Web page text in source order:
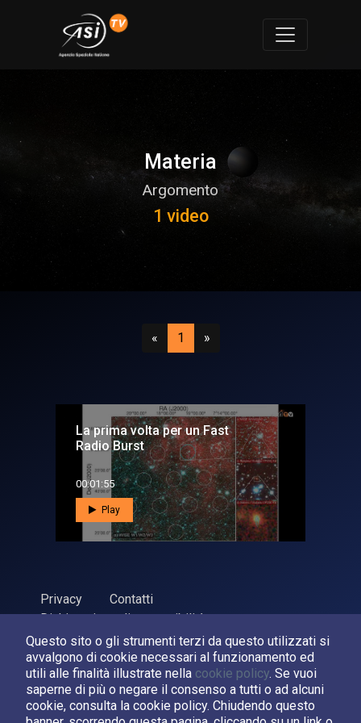
Questo sito o gli strumenti terzi da questo utilizzati si
avvalgono di cookie necessari al funzionamento ed
utili alle finalità illustrate nella cookie policy. Se vuoi
saperne di più o negare il consenso a tutti o ad alcuni
cookie, consulta la cookie policy. Chiudendo questo
Materia
Argomento
1 video
«Precedente
1 (attuale)
»Successivo
La prima volta per un Fast
Radio Burst
00:01:55
Play
Privacy
Contatti
Dichiarazione di accessibilità
ASI Agenzia Spaziale Italiana, 2026. P.Iva 03638121008
Sviluppato daLPM
Seguici su: